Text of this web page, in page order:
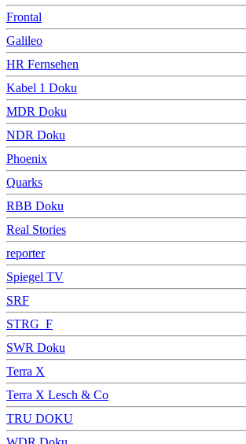
Frontal
Galileo
HR Fernsehen
Kabel 1 Doku
MDR Doku
NDR Doku
Phoenix
Quarks
RBB Doku
Real Stories
reporter
Spiegel TV
SRF
STRG_F
SWR Doku
Terra X
Terra X Lesch & Co
TRU DOKU